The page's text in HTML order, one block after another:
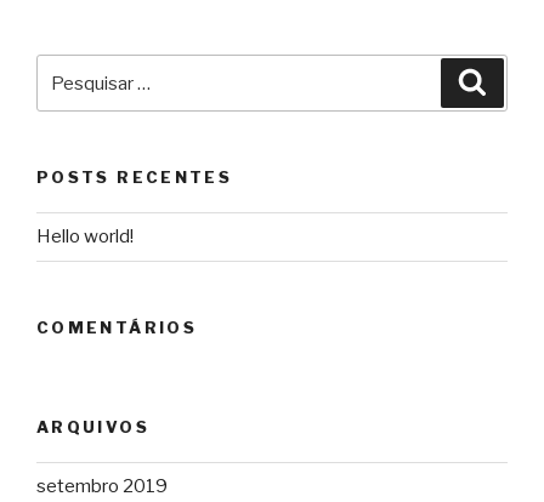
POSTS RECENTES
Hello world!
COMENTÁRIOS
ARQUIVOS
setembro 2019